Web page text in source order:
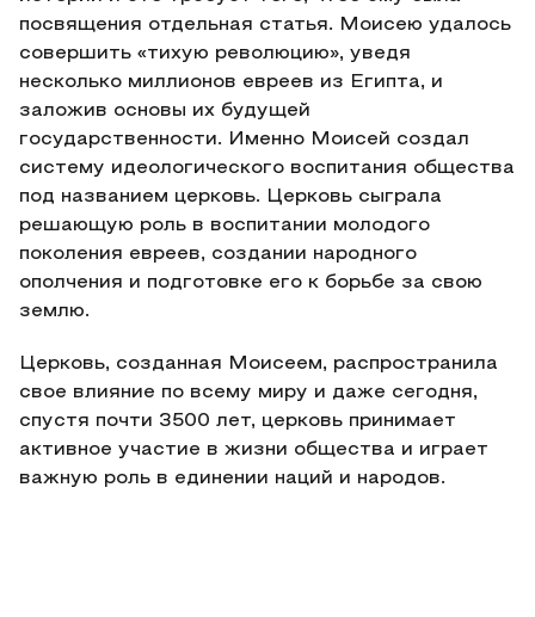
посвящения отдельная статья. Моисею удалось
совершить «тихую революцию», уведя
несколько миллионов евреев из Египта, и
заложив основы их будущей
государственности. Именно Моисей создал
систему идеологического воспитания общества
под названием церковь. Церковь сыграла
решающую роль в воспитании молодого
поколения евреев, создании народного
ополчения и подготовке его к борьбе за свою
землю.
Церковь, созданная Моисеем, распространила
свое влияние по всему миру и даже сегодня,
спустя почти 3500 лет, церковь принимает
активное участие в жизни общества и играет
важную роль в единении наций и народов.